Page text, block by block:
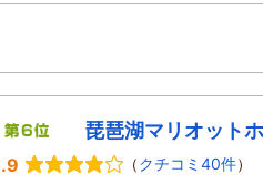
琵琶湖マリオット
（クチコミ40件）